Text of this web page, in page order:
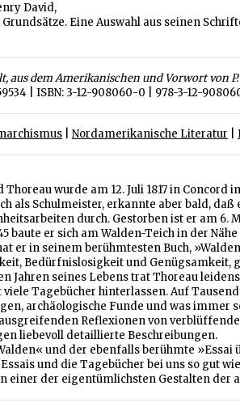
David,
Eine Auswahl aus seinen
aus dem Amerikanischen und Vorwort von
| ISBN: 3-12-908060-0 | 978-3-12-
Nordamerikanische Literatur
Thoreau wurde am 12. Juli 1817 in
als Schulmeister, erkannte aber bald,
durch. Gestorben ist er am 6.
baute er sich am Walden-Teich in der
er in seinem berühmtesten Buch,
Bedürfnislosigkeit und Genügsamkeit,
Jahren seines Lebens trat Thoreau
viele Tagebücher hinterlassen. Auf
archäologische Funde und was
Reflexionen von
liebevoll detaillierte Beschreibungen.
und der ebenfalls berühmte
und die Tagebücher bei uns so gut
einer der eigentümlichsten Gestalten der